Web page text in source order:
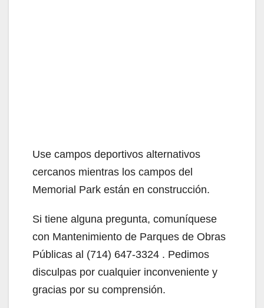
Use campos deportivos alternativos
cercanos mientras los campos del
Memorial Park están en construcción.
Si tiene alguna pregunta, comuníquese
con Mantenimiento de Parques de Obras
Públicas al (714) 647-3324 . Pedimos
disculpas por cualquier inconveniente y
gracias por su comprensión.